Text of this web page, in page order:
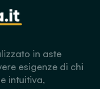
in aste
esigenze di chi
intuitiva,